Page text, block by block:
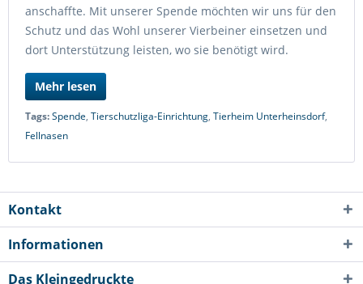
anschaffte. Mit unserer Spende möchten wir uns für den
Schutz und das Wohl unserer Vierbeiner einsetzen und
dort Unterstützung leisten, wo sie benötigt wird.
Mehr lesen
Tags:Spende, Tierschutzliga-Einrichtung, Tierheim Unterheinsdorf,
Fellnasen
Kontakt
Informationen
Das Kleingedruckte